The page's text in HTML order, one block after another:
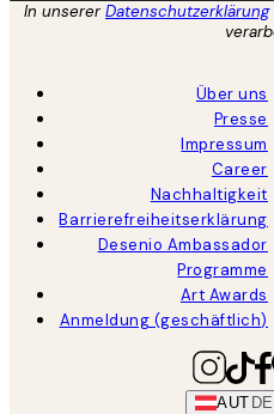
In unsererDatenschutzerklärung
Über uns
Presse
Impressum
Career
Nachhaltigkeit
Barrierefreiheitserklärung
Desenio Ambassador
Programme
Art Awards
Anmeldung (geschäftlich)
AUT